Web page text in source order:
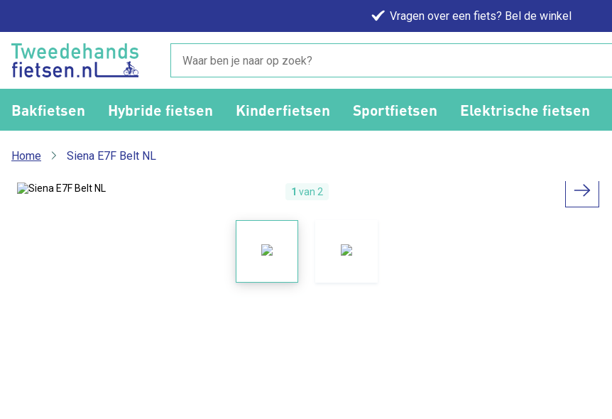
Vragen over een fiets? Bel de winkel
Bakfietsen Hybride fietsen Kinderfietsen Sportfietsen Elektrische fietsen
Home Siena E7F Belt NL
1 van 2